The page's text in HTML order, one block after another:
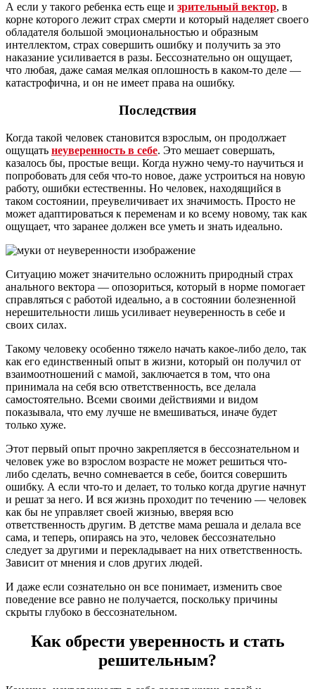
А если у такого ребенка есть еще и зрительный вектор, в
корне которого лежит страх смерти и который наделяет своего
обладателя большой эмоциональностью и образным
интеллектом, страх совершить ошибку и получить за это
наказание усиливается в разы. Бессознательно он ощущает,
что любая, даже самая мелкая оплошность в каком-то деле —
катастрофична, и он не имеет права на ошибку.
Последствия
Когда такой человек становится взрослым, он продолжает
ощущать неуверенность в себе. Это мешает совершать,
казалось бы, простые вещи. Когда нужно чему-то научиться и
попробовать для себя что-то новое, даже устроиться на новую
работу, ошибки естественны. Но человек, находящийся в
таком состоянии, преувеличивает их значимость. Просто не
может адаптироваться к переменам и ко всему новому, так как
ощущает, что заранее должен все уметь и знать идеально.
Ситуацию может значительно осложнить природный страх
анального вектора — опозориться, который в норме помогает
справляться с работой идеально, а в состоянии болезненной
нерешительности лишь усиливает неуверенность в себе и
своих силах.
Такому человеку особенно тяжело начать какое-либо дело, так
как его единственный опыт в жизни, который он получил от
взаимоотношений с мамой, заключается в том, что она
принимала на себя всю ответственность, все делала
самостоятельно. Всеми своими действиями и видом
показывала, что ему лучше не вмешиваться, иначе будет
только хуже.
Этот первый опыт прочно закрепляется в бессознательном и
человек уже во взрослом возрасте не может решиться что-
либо сделать, вечно сомневается в себе, боится совершить
ошибку. А если что-то и делает, то только когда другие начнут
и решат за него. И вся жизнь проходит по течению — человек
как бы не управляет своей жизнью, вверяя всю
ответственность другим. В детстве мама решала и делала все
сама, и теперь, опираясь на это, человек бессознательно
следует за другими и перекладывает на них ответственность.
Зависит от мнения и слов других людей.
И даже если сознательно он все понимает, изменить свое
поведение все равно не получается, поскольку причины
скрыты глубоко в бессознательном.
Как обрести уверенность и стать
решительным?